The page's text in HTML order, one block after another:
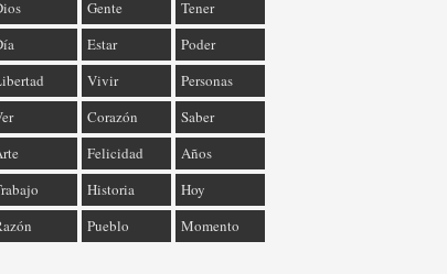
Gente
Tener
Estar
Poder
Vivir
Personas
Corazón
Saber
Felicidad
Años
Historia
Hoy
Pueblo Momento